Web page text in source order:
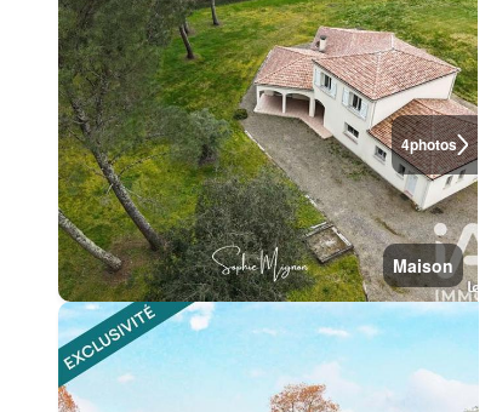
4photos
Maison